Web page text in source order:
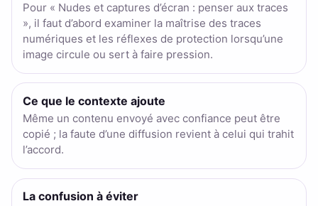
Pour « Nudes et captures d’écran : penser aux traces
», il faut d’abord examiner la maîtrise des traces
numériques et les réflexes de protection lorsqu’une
image circule ou sert à faire pression.
Ce que le contexte ajoute
Même un contenu envoyé avec confiance peut être
copié ; la faute d’une diffusion revient à celui qui trahit
l’accord.
La confusion à éviter